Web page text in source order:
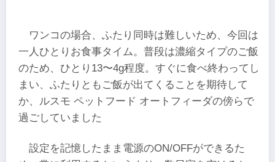
ワンコの場合、ふたり同時は難しいため、今回は
一人ひとりお食事タイム。普段は濃縮タイプのご飯
のため、ひとり13〜4g程度。すぐに食べ終わってし
まい、ふたりともご飯が出てくることを期待して
か、ルスモ ペットフード オートフィーダの傍らで
過ごしていました
設定を記憶したまま電源のON/OFFができるた